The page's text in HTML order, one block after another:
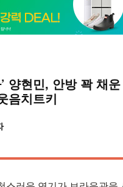
양현민, 안방 꽉 채
음치트키